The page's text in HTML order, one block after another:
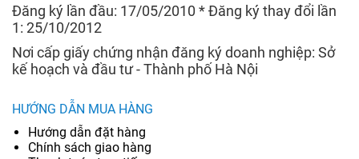
Đăng ký lần đầu: 17/05/2010 * Đăng ký thay đổi lần
1: 25/10/2012
Nơi cấp giấy chứng nhận đăng ký doanh nghiệp: Sở
kế hoạch và đầu tư - Thành phố Hà Nội
HƯỚNG DẪN MUA HÀNG
Hướng dẫn đặt hàng
Chính sách giao hàng